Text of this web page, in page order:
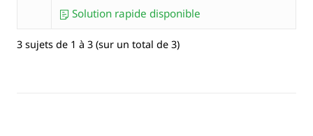
Solution rapide disponible
3 sujets de 1 à 3 (sur un total de 3)